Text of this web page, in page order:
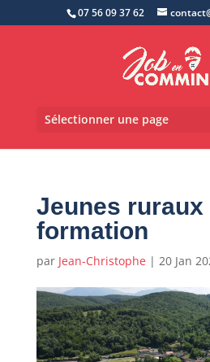
07 56 09 37 62
Sélectionner une page
Jeunes ruraux
formation
par Jean-Christophe | 20 Jan